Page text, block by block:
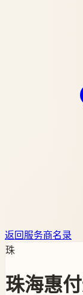
返回服务商名录
珠
珠海惠